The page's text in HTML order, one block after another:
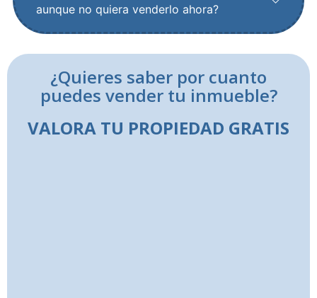
aunque no quiera venderlo ahora?
¿Quieres saber por cuanto
puedes vender tu inmueble?
VALORA TU PROPIEDAD GRATIS